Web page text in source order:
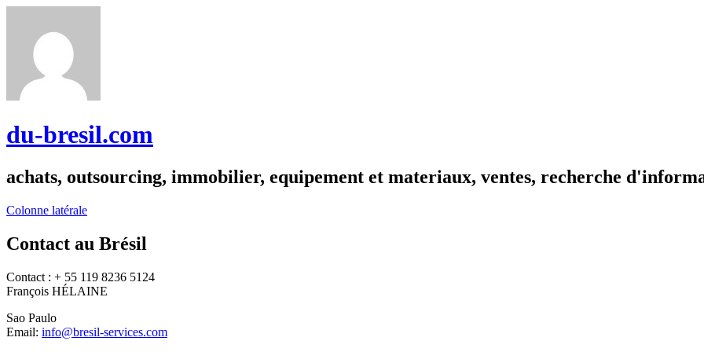
du-bresil.com
achats, outsourcing, immobilier, equipement et materiaux, ventes, recherche
Colonne latérale
Contact au Brésil
Contact : + 55 119 8236 5124
François HÉLAINE
Sao Paulo
Email: info@bresil-services.com